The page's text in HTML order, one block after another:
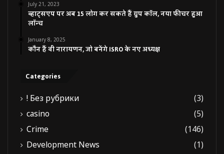
July 21, 2023
व्हाट्सएप पर अब 15 लोग कर सकते हैं ग्रुप कॉल, नया फीचर हुआ
लॉन्च
January 8, 2025
कौन हैं वी नारायणन, जो बनेंगे ISRO के नए अध्यक्ष
Categories
! Без рубрики
(3)
casino
(5)
Crime
(146)
Development News
(1)